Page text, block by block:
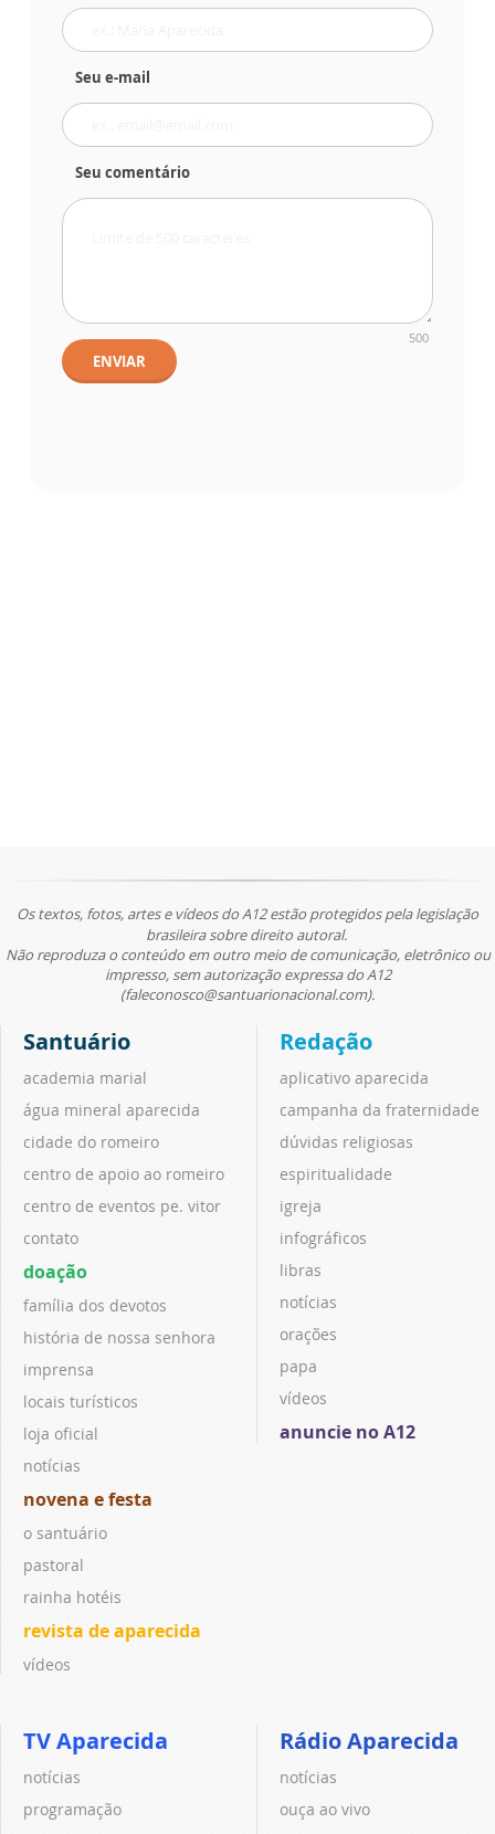
Seu e-mail
Seu comentário
500
ENVIAR
Os textos, fotos, artes e vídeos do A12 estão protegidos pela legislação
brasileira sobre direito autoral.
Não reproduza o conteúdo em outro meio de comunicação, eletrônico ou
impresso, sem autorização expressa do A12
(faleconosco@santuarionacional.com).
Santuário
academia marial
água mineral aparecida
cidade do romeiro
centro de apoio ao romeiro
centro de eventos pe. vitor
contato
doação
família dos devotos
história de nossa senhora
imprensa
locais turísticos
loja oficial
notícias
novena e festa
o santuário
pastoral
rainha hotéis
revista de aparecida
vídeos
Redação
aplicativo aparecida
campanha da fraternidade
dúvidas religiosas
espiritualidade
igreja
infográficos
libras
notícias
orações
papa
vídeos
anuncie no A12
TV Aparecida
notícias
programação
Rádio Aparecida
notícias
ouça ao vivo